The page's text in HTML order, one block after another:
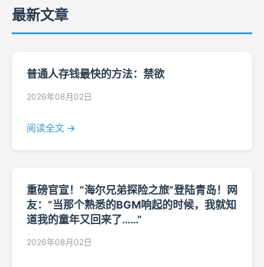
最新文章
普通人存钱最快的方法：禁欲
2026年08月02日
阅读全文 →
重磅官宣！“海尔兄弟探险之旅”登陆青岛！网
友：“当那个熟悉的BGM响起的时候，我就知
道我的童年又回来了……”
2026年08月02日